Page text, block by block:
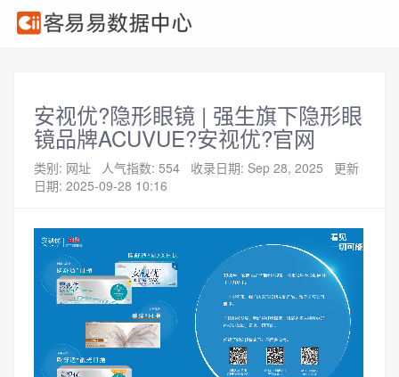
安视优?隐形眼镜 | 强生旗下隐形眼
镜品牌ACUVUE?安视优?官网
类别: 网址 人气指数: 554 收录日期: Sep 28, 2025
更新
日期: 2025-09-28 10:16